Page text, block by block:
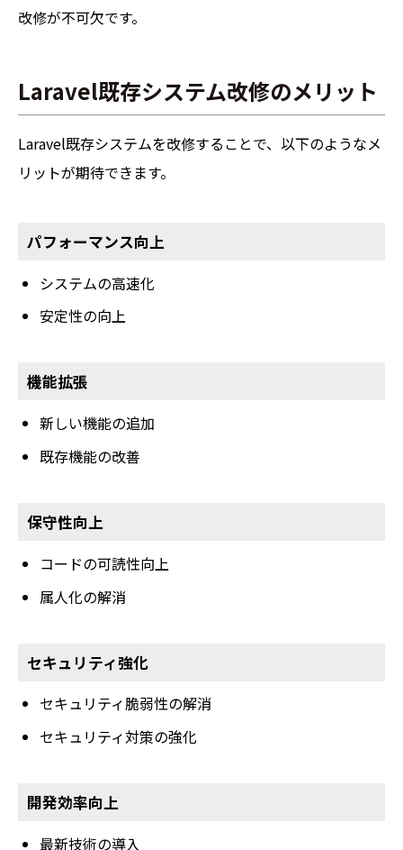
改修が不可欠です。
Laravel既存システム改修のメリット
Laravel既存システムを改修することで、以下のようなメ
リットが期待できます。
パフォーマンス向上
システムの高速化
安定性の向上
機能拡張
新しい機能の追加
既存機能の改善
保守性向上
コードの可読性向上
属人化の解消
セキュリティ強化
セキュリティ脆弱性の解消
セキュリティ対策の強化
開発効率向上
最新技術の導入